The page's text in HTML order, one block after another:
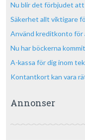
Nu blir det förbjudet att
Säkerhet allt viktigare
Använd kreditkonto för
Nu har böckerna
A-kassa för dig inom
Kontantkort kan vara
Annonser